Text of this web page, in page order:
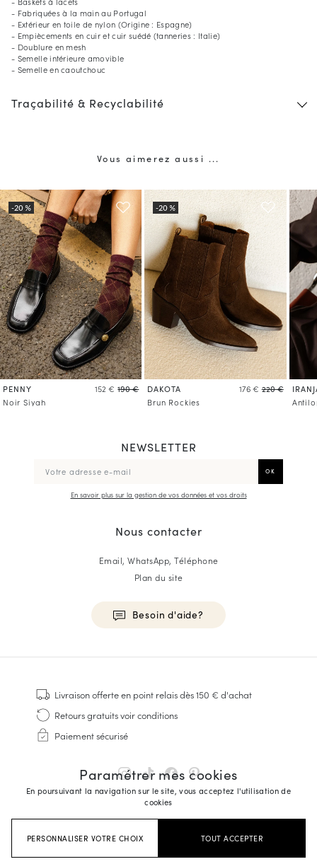
- Fabriquées à la main au Portugal
- Extérieur en toile de nylon (Origine : Espagne)
- Empiècements en cuir et cuir suédé (tanneries : Italie)
- Doublure en mesh
- Semelle intérieure amovible
- Semelle en caoutchouc
Traçabilité & Recyclabilité
Vous aimerez aussi ...
PENNY 152 € 190 €
Noir Siyah
DAKOTA 176 € 220 €
Brun Rockies
Paramétrer mes cookies
En poursuivant la navigation sur le site, vous acceptez l'utilisation de
cookies
PERSONNALISER VOTRE CHOIX TOUT ACCEPTER
NEWSLETTER
En savoir plus sur la gestion de vos données et vos droits
Nous contacter
Email, WhatsApp, Téléphone
Plan du site
Besoin d'aide?
Baskets
Cousu Goodyear
Derbies & Richelieu
Richelieus Homme
Sandales & Espadrilles
Sacoches Business
Livraison offerteen point relais dès 150 € d'achat
Retours gratuitsvoir conditions
Paiement sécurisé